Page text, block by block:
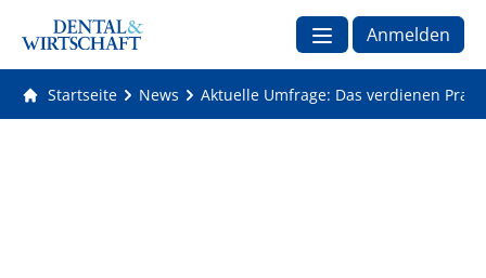
Anmelden
Startseite News Aktuelle Umfrage: Das verdienen